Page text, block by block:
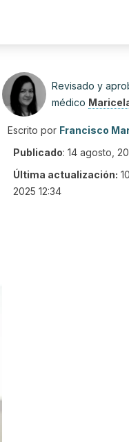
Revisado y
médico
Escrito por Francisco
Publicado: 14 agosto,
Última actualización:
2025 12:34